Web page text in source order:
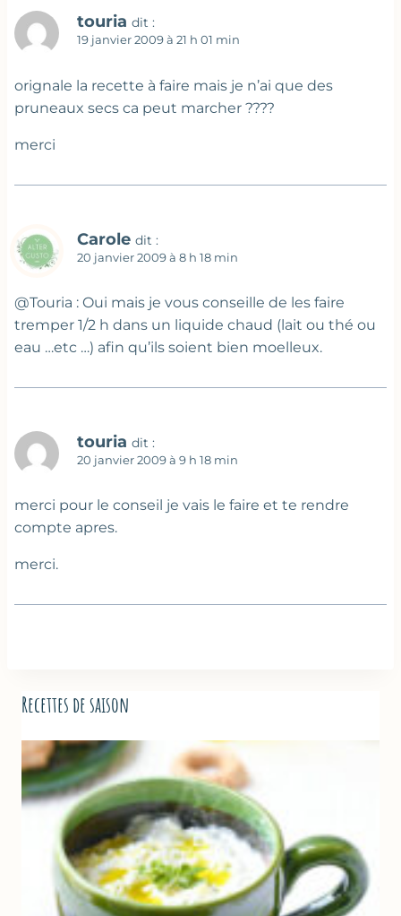
touria dit :
19 janvier 2009 à 21 h 01 min
orignale la recette à faire mais je n’ai que des
pruneaux secs ca peut marcher ????
merci
Carole dit :
20 janvier 2009 à 8 h 18 min
@Touria : Oui mais je vous conseille de les faire
tremper 1/2 h dans un liquide chaud (lait ou thé ou
eau …etc …) afin qu’ils soient bien moelleux.
touria dit :
20 janvier 2009 à 9 h 18 min
merci pour le conseil je vais le faire et te rendre
compte apres.
merci.
Recettes de saison